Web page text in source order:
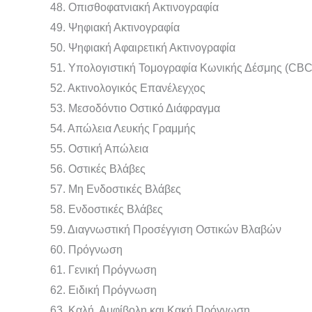
48. Οπισθοφατνιακή Ακτινογραφία
49. Ψηφιακή Ακτινογραφία
50. Ψηφιακή Αφαιρετική Ακτινογραφία
51. Υπολογιστική Τομογραφία Κωνικής Δέσμης
52. Ακτινολογικός Επανέλεγχος
53. Μεσοδόντιο Οστικό Διάφραγμα
54. Απώλεια Λευκής Γραμμής
55. Οστική Απώλεια
56. Οστικές Βλάβες
57. Μη Ενδοστικές Βλάβες
58. Ενδοστικές Βλάβες
59. Διαγνωστική Προσέγγιση Οστικών Βλαβών
60. Πρόγνωση
61. Γενική Πρόγνωση
62. Ειδική Πρόγνωση